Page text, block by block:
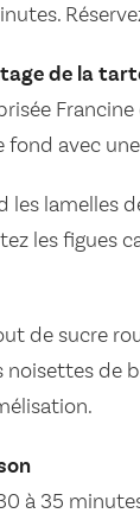
de la
fond avec
les lamelles
les figues
de sucre
noisettes de
à 35